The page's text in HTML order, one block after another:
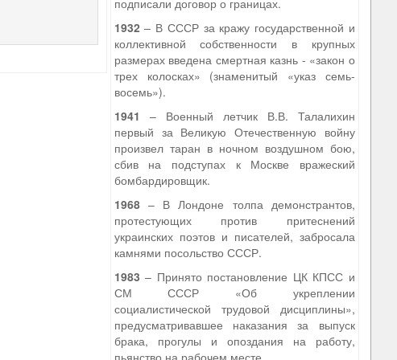
подписали договор о границах.
1932– В СССР за кражу государственной и
коллективной собственности в крупных
размерах введена смертная казнь - «закон о
трех колосках» (знаменитый «указ семь-
восемь»).
1941 – Военный летчик В.В. Талалихин
первый за Великую Отечественную войну
произвел таран в ночном воздушном бою,
сбив на подступах к Москве вражеский
бомбардировщик.
1968– В Лондоне толпа демонстрантов,
протестующих против притеснений
украинских поэтов и писателей, забросала
камнями посольство СССР.
1983 – Принято постановление ЦК КПСС и
СМ СССР «Об укреплении
социалистической трудовой дисциплины»,
предусматривавшее наказания за выпуск
брака, прогулы и опоздания на работу,
пьянство на рабочем месте.